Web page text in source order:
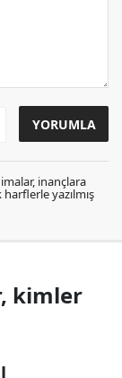
inançlara
yazılmış
kimler